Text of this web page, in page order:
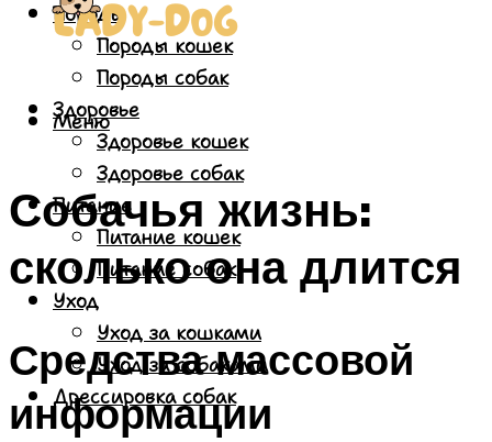
Породы
Породы кошек
Породы собак
Здоровье
Здоровье кошек
Здоровье собак
Питание
Питание кошек
Питание собак
Уход
Уход за кошками
Уход за собаками
Дрессировка собак
Меню
Собачья жизнь:
сколько она длится
Средства массовой
информации